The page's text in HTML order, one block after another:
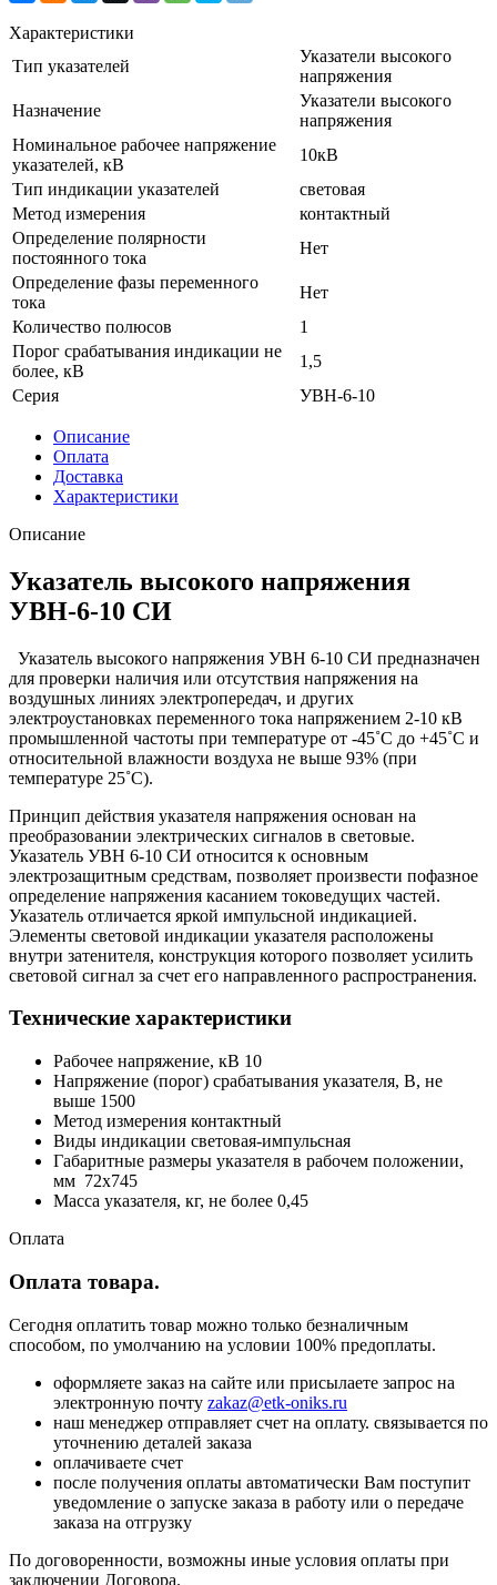
Характеристики
Тип указателей
Указатели высокого
напряжения
Назначение
Указатели высокого
напряжения
Номинальное рабочее напряжение
указателей, кВ
10кВ
Тип индикации указателей
световая
Метод измерения
контактный
Определение полярности
постоянного тока
Нет
Определение фазы переменного
тока
Нет
Количество полюсов
1
Порог срабатывания индикации не
более, кВ
1,5
Серия
УВН-6-10
Описание
Оплата
Доставка
Характеристики
Описание
Указатель высокого напряжения
УВН-6-10 СИ
Указатель высокого напряжения УВН 6-10 СИ предназначен
для проверки наличия или отсутствия напряжения на
воздушных линиях электропередач, и других
электроустановках переменного тока напряжением 2-10 кВ
промышленной частоты при температуре от -45˚С до +45˚С и
относительной влажности воздуха не выше 93% (при
температуре 25˚С).
Принцип действия указателя напряжения основан на
преобразовании электрических сигналов в световые.
Указатель УВН 6-10 СИ относится к основным
электрозащитным средствам, позволяет произвести пофазное
определение напряжения касанием токоведущих частей.
Указатель отличается яркой импульсной индикацией.
Элементы световой индикации указателя расположены
внутри затенителя, конструкция которого позволяет усилить
световой сигнал за счет его направленного распространения.
Технические характеристики
Рабочее напряжение, кВ 10
Напряжение (порог) срабатывания указателя, В, не
выше 1500
Метод измерения контактный
Виды индикации световая-импульсная
Габаритные размеры указателя в рабочем положении,
мм 72х745
Масса указателя, кг, не более 0,45
Оплата
Оплата товара.
Сегодня оплатить товар можно только безналичным
способом, по умолчанию на условии 100% предоплаты.
оформляете заказ на сайте или присылаете запрос на
электронную почту zakaz@etk-oniks.ru
наш менеджер отправляет счет на оплату. связывается по
уточнению деталей заказа
оплачиваете счет
после получения оплаты автоматически Вам поступит
уведомление о запуске заказа в работу или о передаче
заказа на отгрузку
По договоренности, возможны иные условия оплаты при
заключении Договора.